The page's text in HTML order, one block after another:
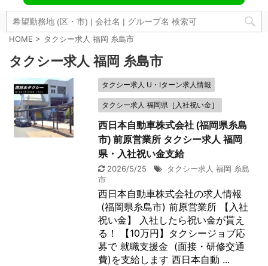
HOME > タクシー求人 福岡 糸島市
タクシー求人 福岡 糸島市
タクシー求人 U・Iターン求人情報
タクシー求人 福岡県［入社祝い金］
西日本自動車株式会社 (福岡県糸島
市) 前原営業所 タクシー求人 福岡
県・入社祝い金支給
2026/5/25
タクシー求人 福岡 糸島
市
西日本自動車株式会社の求人情報
(福岡県糸島市) 前原営業所 【入社
祝い金】 入社したら祝い金が貰え
る！ 【10万円】タクシージョブ応
募で 就職支援金 (面接・研修交通
費)を支給します 西日本自動 ...